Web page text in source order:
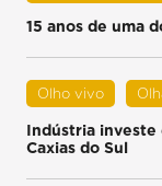
15 anos de uma
Olho vivo
Indústria investe
Caxias do Sul